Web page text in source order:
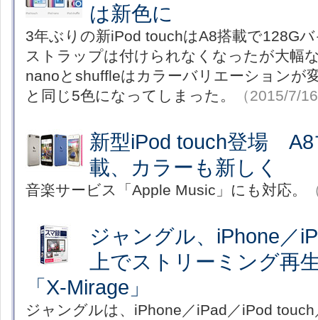
は新色に
3年ぶりの新iPod touchはA8搭載で128G
ストラップは付けられなくなったが大幅
nanoとshuffleはカラーバリエーションが
と同じ5色になってしまった。
（2015/7/
新型iPod touch登場
載、カラーも新しく
音楽サービス「Apple Music」にも対応。
ジャングル、iPhone／
上でストリーミング再
「X-Mirage」
ジャングルは、iPhone／iPad／iPod